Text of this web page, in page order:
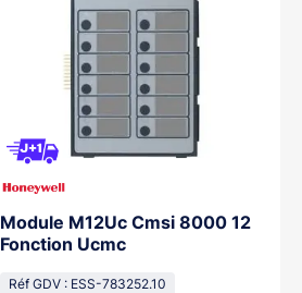
Module M12Uc Cmsi 8000 12
Fonction Ucmc
Réf GDV : ESS-783252.10